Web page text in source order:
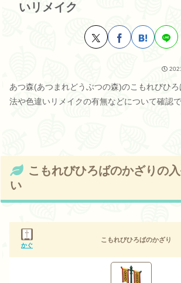
いリメイク
あつ森(あつまれどうぶつの森)のこもれびひ
法や色違いリメイクの有無などについて確認で
こもれびひろばのかざりの
い
かぐ
こもれびひろばのかざり